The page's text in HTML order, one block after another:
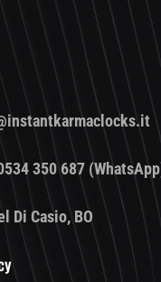
350 687
Di Casio, BO